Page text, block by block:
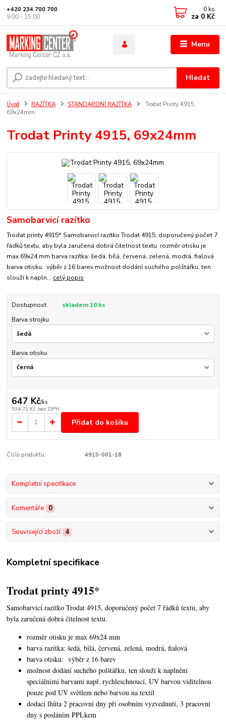
Menu
Hledat
+420 234 700 700
9:00 - 15:00
0 ks
za 0 Kč
Úvod RAZÍTKA STANDARDNÍ RAZÍTKA
Trodat Printy 4915,
69x24mm
Trodat Printy 4915, 69x24mm
Samobarvicí razítko
Trodat printy 4915* Samobarvicí razítko Trodat 4915, doporučený počet 7
řádků textu, aby byla zaručená dobrá čitelnost textu. rozměr otisku je
max 69x24 mm barva razítka: šedá, bílá, červená, zelená, modrá, fialová
barva otisku: výběr z 16 barev možnost dodání suchého polštářku, ten
slouží k napln... celý popis
Dostupnost
skladem 10 ks
Barva strojku
Barva otisku
647 Kč/ks
534,71 Kč bez DPH
Přidat do košíku
Číslo produktu: 4915-001-18
Kompletní specifikace
Komentáře 0
Související zboží 4
Kompletní specifikace
Trodat printy 4915*
Samobarvicí razítko Trodat 4915, doporučený počet 7 řádků textu, aby
byla zaručená dobrá čitelnost textu.
rozměr otisku je max 69x24 mm
barva razítka: šedá, bílá, červená, zelená, modrá, fialová
barva otisku: výběr z 16 barev
možnost dodání suchého polštářku, ten slouží k naplnění
speciálními barvami např. rychleschnoucí, UV barvou viditelnou
pouze pod UV světlem nebo barvou na textil
dodací lhůta 2 pracovní dny při osobním vyzvednutí, 3 pracovní
dny s posláním PPLkem